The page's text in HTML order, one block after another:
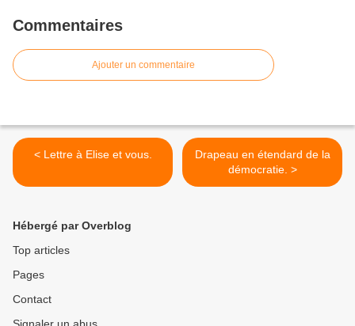
Commentaires
Ajouter un commentaire
< Lettre à Elise et vous.
Drapeau en étendard de la
démocratie. >
Hébergé par Overblog
Top articles
Pages
Contact